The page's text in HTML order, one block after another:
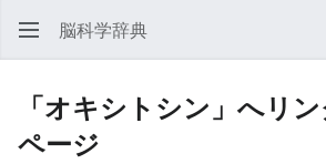
脳科学辞典
「オキシトシン」へリ
ページ